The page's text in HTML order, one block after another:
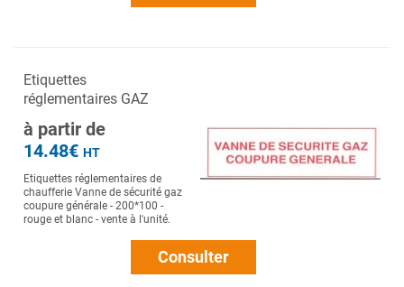
Etiquettes
réglementaires GAZ
à partir de
14.48€ HT
Etiquettes réglementaires de
chaufferie Vanne de sécurité gaz
coupure générale - 200*100 -
rouge et blanc - vente à l'unité.
Consulter